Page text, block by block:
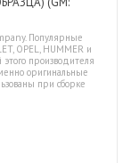
Популярные
OPEL, HUMMER и
производителя
оригинальные
при сборке